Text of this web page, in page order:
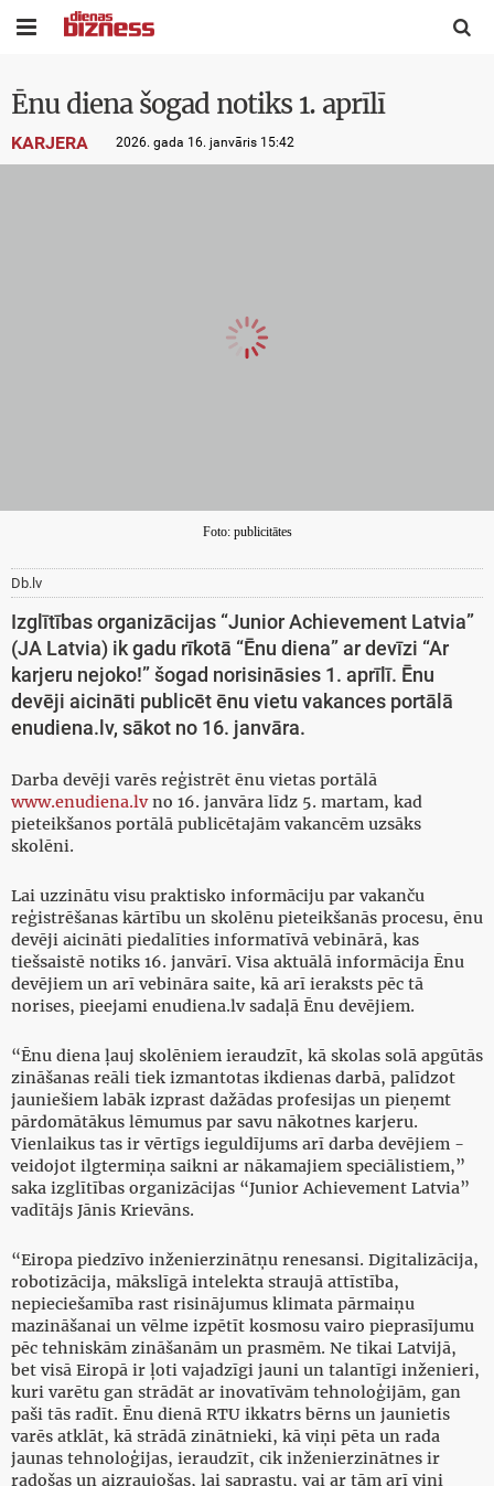
 
Ēnu diena šogad notiks 1. aprīlī
KARJERA 2026. gada 16. janvāris 15:42
Foto: publicitātes
Db.lv
Izglītības organizācijas “Junior Achievement Latvia”
(JA Latvia) ik gadu rīkotā “Ēnu diena” ar devīzi “Ar
karjeru nejoko!” šogad norisināsies 1. aprīlī. Ēnu
devēji aicināti publicēt ēnu vietu vakances portālā
enudiena.lv, sākot no 16. janvāra.
Darba devēji varēs reģistrēt ēnu vietas portālā
www.enudiena.lvno 16. janvāra līdz 5. martam, kad
pieteikšanos portālā publicētajām vakancēm uzsāks
skolēni.
Lai uzzinātu visu praktisko informāciju par vakanču
reģistrēšanas kārtību un skolēnu pieteikšanās procesu, ēnu
devēji aicināti piedalīties informatīvā vebinārā, kas
tiešsaistē notiks 16. janvārī. Visa aktuālā informācija Ēnu
devējiem un arī vebināra saite, kā arī ieraksts pēc tā
norises, pieejami enudiena.lv sadaļā Ēnu devējiem.
“Ēnu diena ļauj skolēniem ieraudzīt, kā skolas solā apgūtās
zināšanas reāli tiek izmantotas ikdienas darbā, palīdzot
jauniešiem labāk izprast dažādas profesijas un pieņemt
pārdomātākus lēmumus par savu nākotnes karjeru.
Vienlaikus tas ir vērtīgs ieguldījums arī darba devējiem -
veidojot ilgtermiņa saikni ar nākamajiem speciālistiem,”
saka izglītības organizācijas “Junior Achievement Latvia”
vadītājs Jānis Krievāns.
“Eiropa piedzīvo inženierzinātņu renesansi. Digitalizācija,
robotizācija, mākslīgā intelekta straujā attīstība,
nepieciešamība rast risinājumus klimata pārmaiņu
mazināšanai un vēlme izpētīt kosmosu vairo pieprasījumu
pēc tehniskām zināšanām un prasmēm. Ne tikai Latvijā,
bet visā Eiropā ir ļoti vajadzīgi jauni un talantīgi inženieri,
kuri varētu gan strādāt ar inovatīvām tehnoloģijām, gan
paši tās radīt. Ēnu dienā RTU ikkatrs bērns un jaunietis
varēs atklāt, kā strādā zinātnieki, kā viņi pēta un rada
jaunas tehnoloģijas, ieraudzīt, cik inženierzinātnes ir
radošas un aizraujošas, lai saprastu, vai ar tām arī viņi